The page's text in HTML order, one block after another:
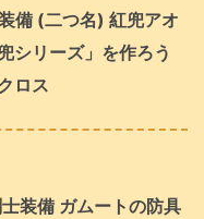
備 (二つ名) 紅兜アオ
シリーズ」を作ろう
ロス
装備 ガムートの防具